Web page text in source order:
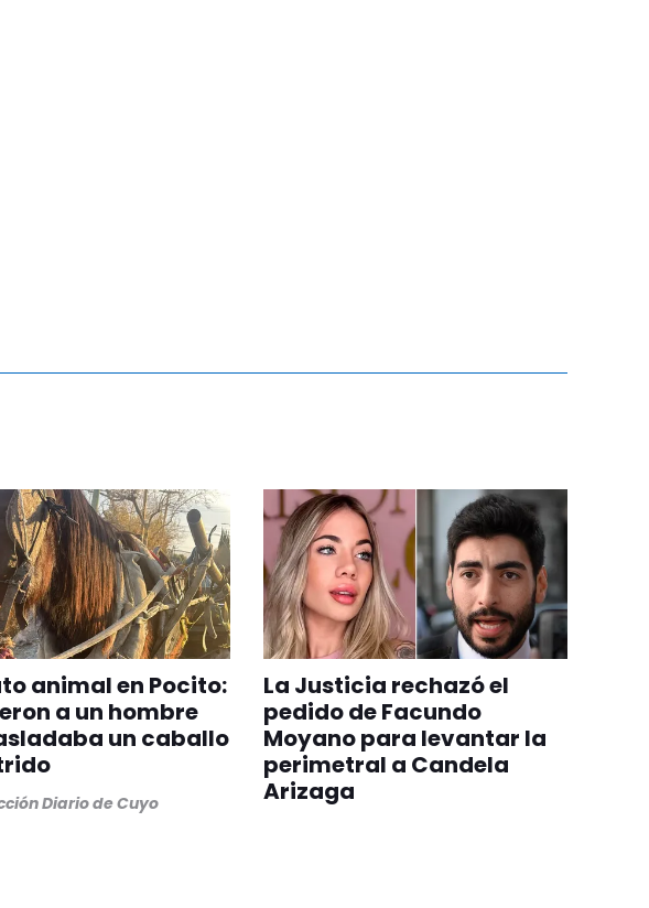
animal en Pocito:
a un hombre
un caballo
Diario de Cuyo
La Justicia rechazó el
pedido de Facundo
Moyano para levantar la
perimetral a Candela
Arizaga